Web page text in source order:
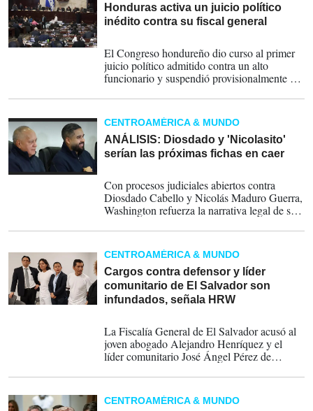
Honduras activa un juicio político
inédito contra su fiscal general
El Congreso hondureño dio curso al primer
juicio político admitido contra un alto
funcionario y suspendió provisionalmente al
fuerte disputa política vinculada al proceso
electoral de 2025 y a la creciente tensión
entre oficialismo y oposición.
CENTROAMÉRICA & MUNDO
ANÁLISIS: Diosdado y 'Nicolasito'
serían las próximas fichas en caer
Con procesos judiciales abiertos contra
Diosdado Cabello y Nicolás Maduro Guerra,
Washington refuerza la narrativa legal de su
segunda fase de acción.
CENTROAMÉRICA & MUNDO
Cargos contra defensor y líder
comunitario de El Salvador son
infundados, señala HRW
La Fiscalía General de El Salvador acusó al
joven abogado Alejandro Henríquez y el
líder comunitario José Ángel Pérez de
una pena que van de dos a seis años de
prisión.
CENTROAMÉRICA & MUNDO